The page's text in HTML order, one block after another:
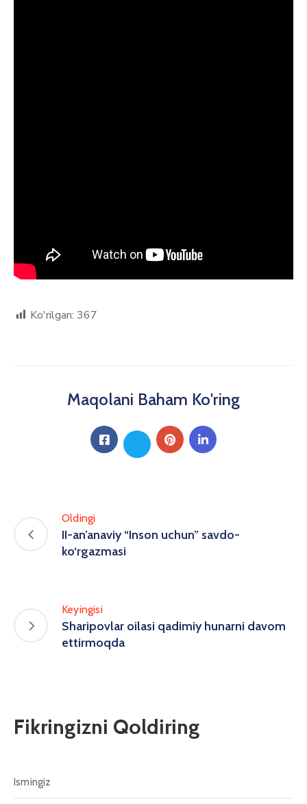
Ko'rilgan: 367
Maqolani Baham Ko'ring
Oldingi
II-an’anaviy “Inson uchun” savdo-
ko‘rgazmasi
Keyingisi
Sharipovlar oilasi qadimiy hunarni davom
ettirmoqda
Fikringizni Qoldiring